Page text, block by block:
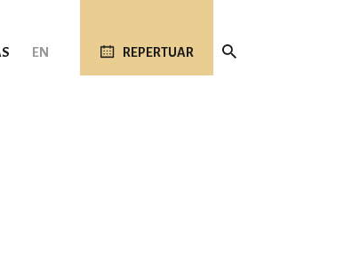
EN REPERTUAR